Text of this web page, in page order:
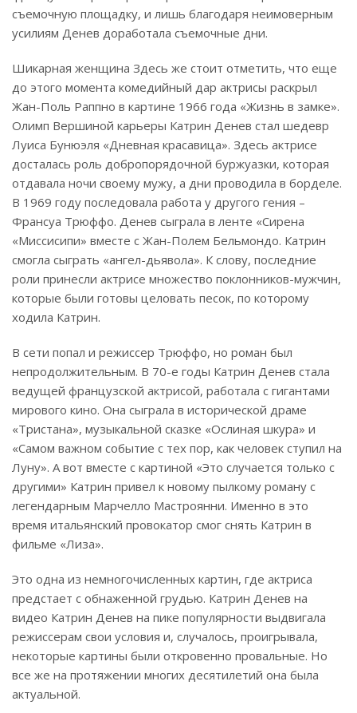
съемочную площадку, и лишь благодаря неимоверным
усилиям Денев доработала съемочные дни.
Шикарная женщина Здесь же стоит отметить, что еще
до этого момента комедийный дар актрисы раскрыл
Жан-Поль Раппно в картине 1966 года «Жизнь в замке».
Олимп Вершиной карьеры Катрин Денев стал шедевр
Луиса Бунюэля «Дневная красавица». Здесь актрисе
досталась роль добропорядочной буржуазки, которая
отдавала ночи своему мужу, а дни проводила в борделе.
В 1969 году последовала работа у другого гения –
Франсуа Трюффо. Денев сыграла в ленте «Сирена
«Миссисипи» вместе с Жан-Полем Бельмондо. Катрин
смогла сыграть «ангел-дьявола». К слову, последние
роли принесли актрисе множество поклонников-мужчин,
которые были готовы целовать песок, по которому
ходила Катрин.
В сети попал и режиссер Трюффо, но роман был
непродолжительным. В 70-е годы Катрин Денев стала
ведущей французской актрисой, работала с гигантами
мирового кино. Она сыграла в исторической драме
«Тристана», музыкальной сказке «Ослиная шкура» и
«Самом важном событие с тех пор, как человек ступил на
Луну». А вот вместе с картиной «Это случается только с
другими» Катрин привел к новому пылкому роману с
легендарным Марчелло Мастроянни. Именно в это
время итальянский провокатор смог снять Катрин в
фильме «Лиза».
Это одна из немногочисленных картин, где актриса
предстает с обнаженной грудью. Катрин Денев на
видео Катрин Денев на пике популярности выдвигала
режиссерам свои условия и, случалось, проигрывала,
некоторые картины были откровенно провальные. Но
все же на протяжении многих десятилетий она была
актуальной.